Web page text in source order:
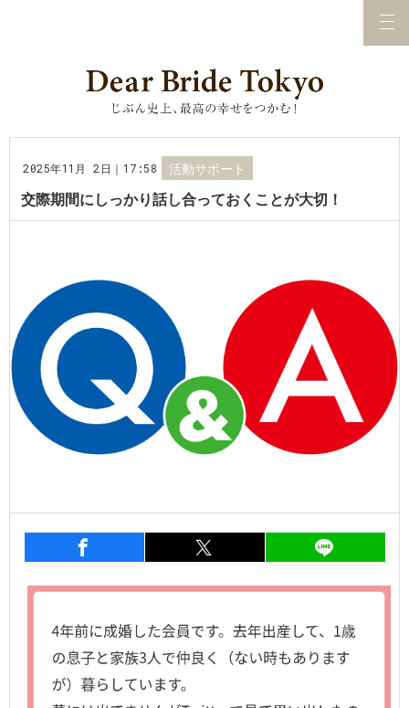
2025年11月 2日｜17:58 活動サポート
交際期間にしっかり話し合っておくことが大切！
シェア シェア